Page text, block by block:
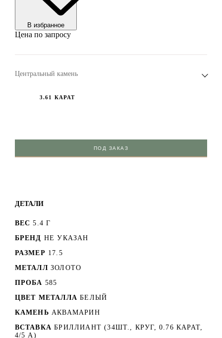
В избранноe
Цена по запросу
Центральный камень
3.61 КАРАТ
ПОД ЗАКАЗ
ДЕТАЛИ
ВЕС 5.4 Г
БРЕНД НЕ УКАЗАН
РАЗМЕР 17.5
МЕТАЛЛ ЗОЛОТО
ПРОБА 585
ЦВЕТ МЕТАЛЛА БЕЛЫЙ
КАМЕНЬ АКВАМАРИН
ВСТАВКА БРИЛЛИАНТ (34ШТ., КРУГ, 0.76 КАРАТ,
4/5 А)